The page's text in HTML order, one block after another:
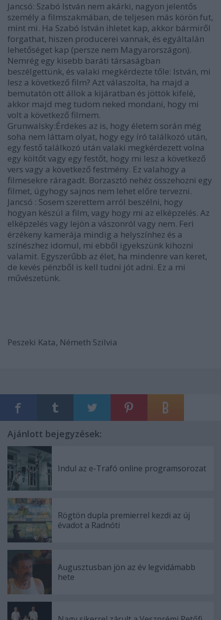
Jancsó: Szabó István nem akárki, nagyon jelentős
személy a filmszakmában, de teljesen más körön fut,
mint mi. Ha Szabó István ihletet kap, akkor bármiről
forgathat, hiszen producerei vannak, és egyáltalán
lehetőséget kap (persze nem Magyarországon).
Nemrég egy kisebb baráti társaságban
beszélgettünk, és valaki megkérdezte tőle: István, mi
lesz a következő film? Azt válaszolta, ha majd a
bemutatón ott állok a kijáratban és jöttök kifelé,
akkor majd meg tudom neked mondani, hogy mi
volt a következő filmem.
Grunwalsky:Érdekes az is, hogy életem során még
soha nem láttam olyat, hogy egy író találkozó után,
egy festő találkozó után valaki megkérdezett volna
egy költőt vagy egy festőt, hogy mi lesz a következő
vers vagy a következő festmény. Ez valahogy a
filmesekre ráragadt. Borzasztó nehéz összehozni egy
filmet, úgyhogy sajnos nem lehet előre tervezni.
Jancsó : Sosem szerettem arról beszélni, hogy
hogyan készül a film, vagy hogy mi az elképzelés. Az
elképzelés vagy lejön a vászonról vagy nem. Feri
érzékeny kamerája mindig a helyszínhez és a
színészhez idomul, mi ebből igyekszünk kihozni
valamit. Egyszerűbb az élet, ha mindenre van keret,
de kevés pénzből is kell tudni jót adni. Ez a mi
művészetünk.
Peszeki Kata, Németh Szilvia
Ajánlott bejegyzések:
Indul az e-Trafó online programsorozat
Rögtön dupla premierrel kezdi az új
évadot a Radnóti
Augusztusban jön az év legvidámabb
hete